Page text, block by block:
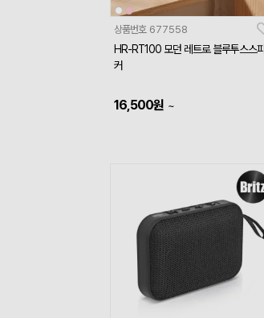
상품번호 677558
HR-RT100 모던 레트로 블루투스스피
커
16,500원 ~